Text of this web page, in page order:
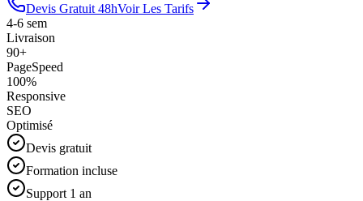
Devis Gratuit 48hVoir Les Tarifs
4-6 sem
Livraison
90+
PageSpeed
100%
Responsive
SEO
Optimisé
Devis gratuit
Formation incluse
Support 1 an